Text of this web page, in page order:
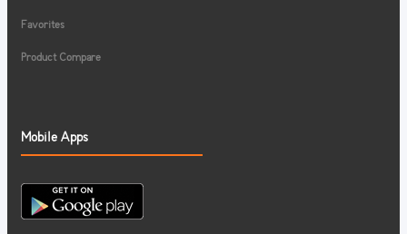
Favorites
Product Compare
Mobile Apps